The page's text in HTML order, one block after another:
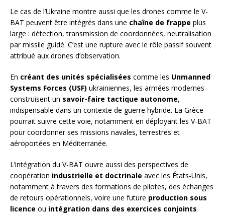
Le cas de l’Ukraine montre aussi que les drones comme le V-
BAT peuvent être intégrés dans une chaîne de frappe plus
large : détection, transmission de coordonnées, neutralisation
par missile guidé. C’est une rupture avec le rôle passif souvent
attribué aux drones d’observation.
En créant des unités spécialisées comme les Unmanned
Systems Forces (USF) ukrainiennes, les armées modernes
construisent un savoir-faire tactique autonome,
indispensable dans un contexte de guerre hybride. La Grèce
pourrait suivre cette voie, notamment en déployant les V-BAT
pour coordonner ses missions navales, terrestres et
aéroportées en Méditerranée.
L’intégration du V-BAT ouvre aussi des perspectives de
coopération industrielle et doctrinale avec les États-Unis,
notamment à travers des formations de pilotes, des échanges
de retours opérationnels, voire une future production sous
licence ou intégration dans des exercices conjoints